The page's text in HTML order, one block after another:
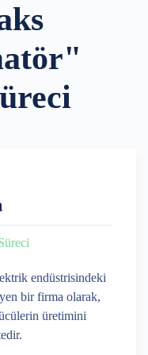
endüstrisindeki
bir firma olarak,
üretimini